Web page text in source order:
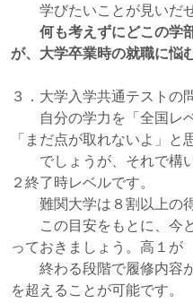
学びたいことが見いだせ
何も考えずにどこの学
が、大学卒業時の就職に悩
３．大学入学共通テストの
自分の学力を「全国レベ
「まだ点が取れないよ」と
でしょうが、それで構い
２終了時レベルです。
難関大学は８割以上の得
この目安をもとに、今ど
っておきましょう。高１が
終わる段階で履修内容が
を超えることが可能です。